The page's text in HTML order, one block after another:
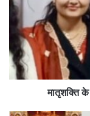
मातृशक्ति